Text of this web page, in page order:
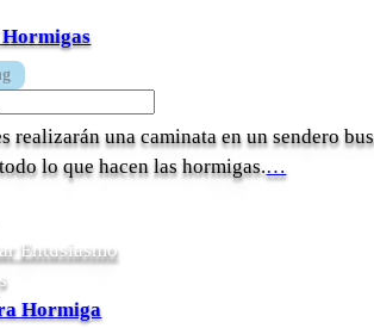
realizarán una caminata en un sendero
lo que hacen las hormigas.…
Entusiasmo
Hormiga